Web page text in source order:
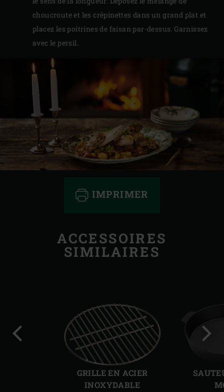
choucroute et les crépinettes dans un grand plat et
placez les poitrines de faisan par-dessus. Garnissez
avec le persil.
IMPRIMER
ACCESSOIRES
SIMILAIRES
GRILLE EN ACIER
INOXYDABLE